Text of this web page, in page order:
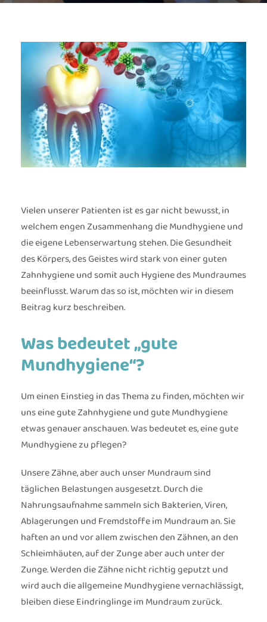
Vielen unserer Patienten ist es gar nicht bewusst, in
welchem engen Zusammenhang die Mundhygiene und
die eigene Lebenserwartung stehen. Die Gesundheit
des Körpers, des Geistes wird stark von einer guten
Zahnhygiene und somit auch Hygiene des Mundraumes
beeinflusst. Warum das so ist, möchten wir in diesem
Beitrag kurz beschreiben.
Was bedeutet „gute
Mundhygiene“?
Um einen Einstieg in das Thema zu finden, möchten wir
uns eine gute Zahnhygiene und gute Mundhygiene
etwas genauer anschauen. Was bedeutet es, eine gute
Mundhygiene zu pflegen?
Unsere Zähne, aber auch unser Mundraum sind
täglichen Belastungen ausgesetzt. Durch die
Nahrungsaufnahme sammeln sich Bakterien, Viren,
Ablagerungen und Fremdstoffe im Mundraum an. Sie
haften an und vor allem zwischen den Zähnen, an den
Schleimhäuten, auf der Zunge aber auch unter der
Zunge. Werden die Zähne nicht richtig geputzt und
wird auch die allgemeine Mundhygiene vernachlässigt,
bleiben diese Eindringlinge im Mundraum zurück.